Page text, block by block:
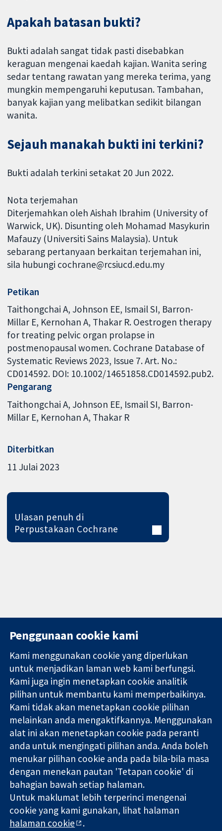
Apakah batasan bukti?
Bukti adalah sangat tidak pasti disebabkan
keraguan mengenai kaedah kajian. Wanita sering
sedar tentang rawatan yang mereka terima, yang
mungkin mempengaruhi keputusan. Tambahan,
banyak kajian yang melibatkan sedikit bilangan
wanita.
Sejauh manakah bukti ini terkini?
Bukti adalah terkini setakat 20 Jun 2022.
Nota terjemahan
Diterjemahkan oleh Aishah Ibrahim (University of
Warwick, UK). Disunting oleh Mohamad Masykurin
Mafauzy (Universiti Sains Malaysia). Untuk
sebarang pertanyaan berkaitan terjemahan ini,
sila hubungi cochrane@rcsiucd.edu.my
Petikan
Taithongchai A, Johnson EE, Ismail SI, Barron-
Millar E, Kernohan A, Thakar R. Oestrogen therapy
for treating pelvic organ prolapse in
postmenopausal women. Cochrane Database of
Systematic Reviews 2023, Issue 7. Art. No.:
CD014592. DOI: 10.1002/14651858.CD014592.pub2.
Pengarang
Taithongchai A Johnson EE Ismail SI Barron-
Millar E Kernohan A Thakar R
Diterbitkan
11 Julai 2023
Ulasan penuh di
Perpustakaan Cochrane
Bukti yang
dipercayai.
keputusan
termaklum
Kesihatan yang
lebih baik
11-13 Cavendish
Square
London
W1G 0AN
United Kingdom
Hubungi kita
Berita
Pejabat
akhbar
Perihal Kami
Pekerjaan
Cochrane
Library
Kolaborasi Cochrane ialah sebuah badan amal (no. 1045921) dan
sebuah syarikat terhad oleh jaminan (no. 03044323) yang
berdaftar di England & Wales. Nombor pendaftaran VAT GB 718
2127 49.
Penggunaan cookie kami
Kami menggunakan cookie yang diperlukan
untuk menjadikan laman web kami berfungsi.
Kami juga ingin menetapkan cookie analitik
pilihan untuk membantu kami memperbaikinya.
Kami tidak akan menetapkan cookie pilihan
melainkan anda mengaktifkannya. Menggunakan
alat ini akan menetapkan cookie pada peranti
anda untuk mengingati pilihan anda. Anda boleh
menukar pilihan cookie anda pada bila-bila masa
dengan menekan pautan 'Tetapan cookie' di
bahagian bawah setiap halaman.
Untuk maklumat lebih terperinci mengenai
cookie yang kami gunakan, lihat halaman
halaman cookie
.